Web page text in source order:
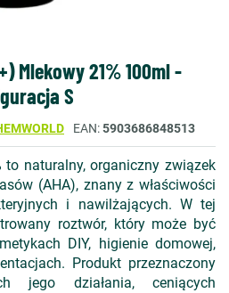
Mlekowy 21% 100ml -
S
EAN 5903686848513
to naturalny, organiczny związek
(AHA), znany z właściwości
i nawilżających. W tej
roztwór, który może być
DIY, higienie domowej,
Produkt przeznaczony
jego działania, ceniących